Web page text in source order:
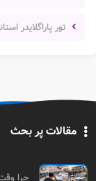
تور پاراگلایدر
مقالات پر بحث
چرا